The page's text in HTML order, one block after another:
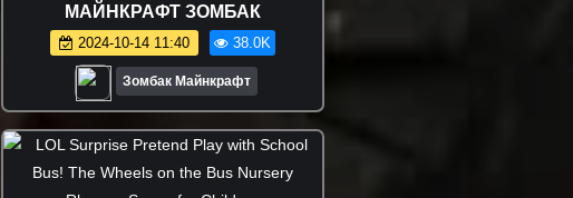
МАЙНКРАФТ ЗОМБАК
2024-10-14 11:40 38.0K
Зомбак Майнкрафт